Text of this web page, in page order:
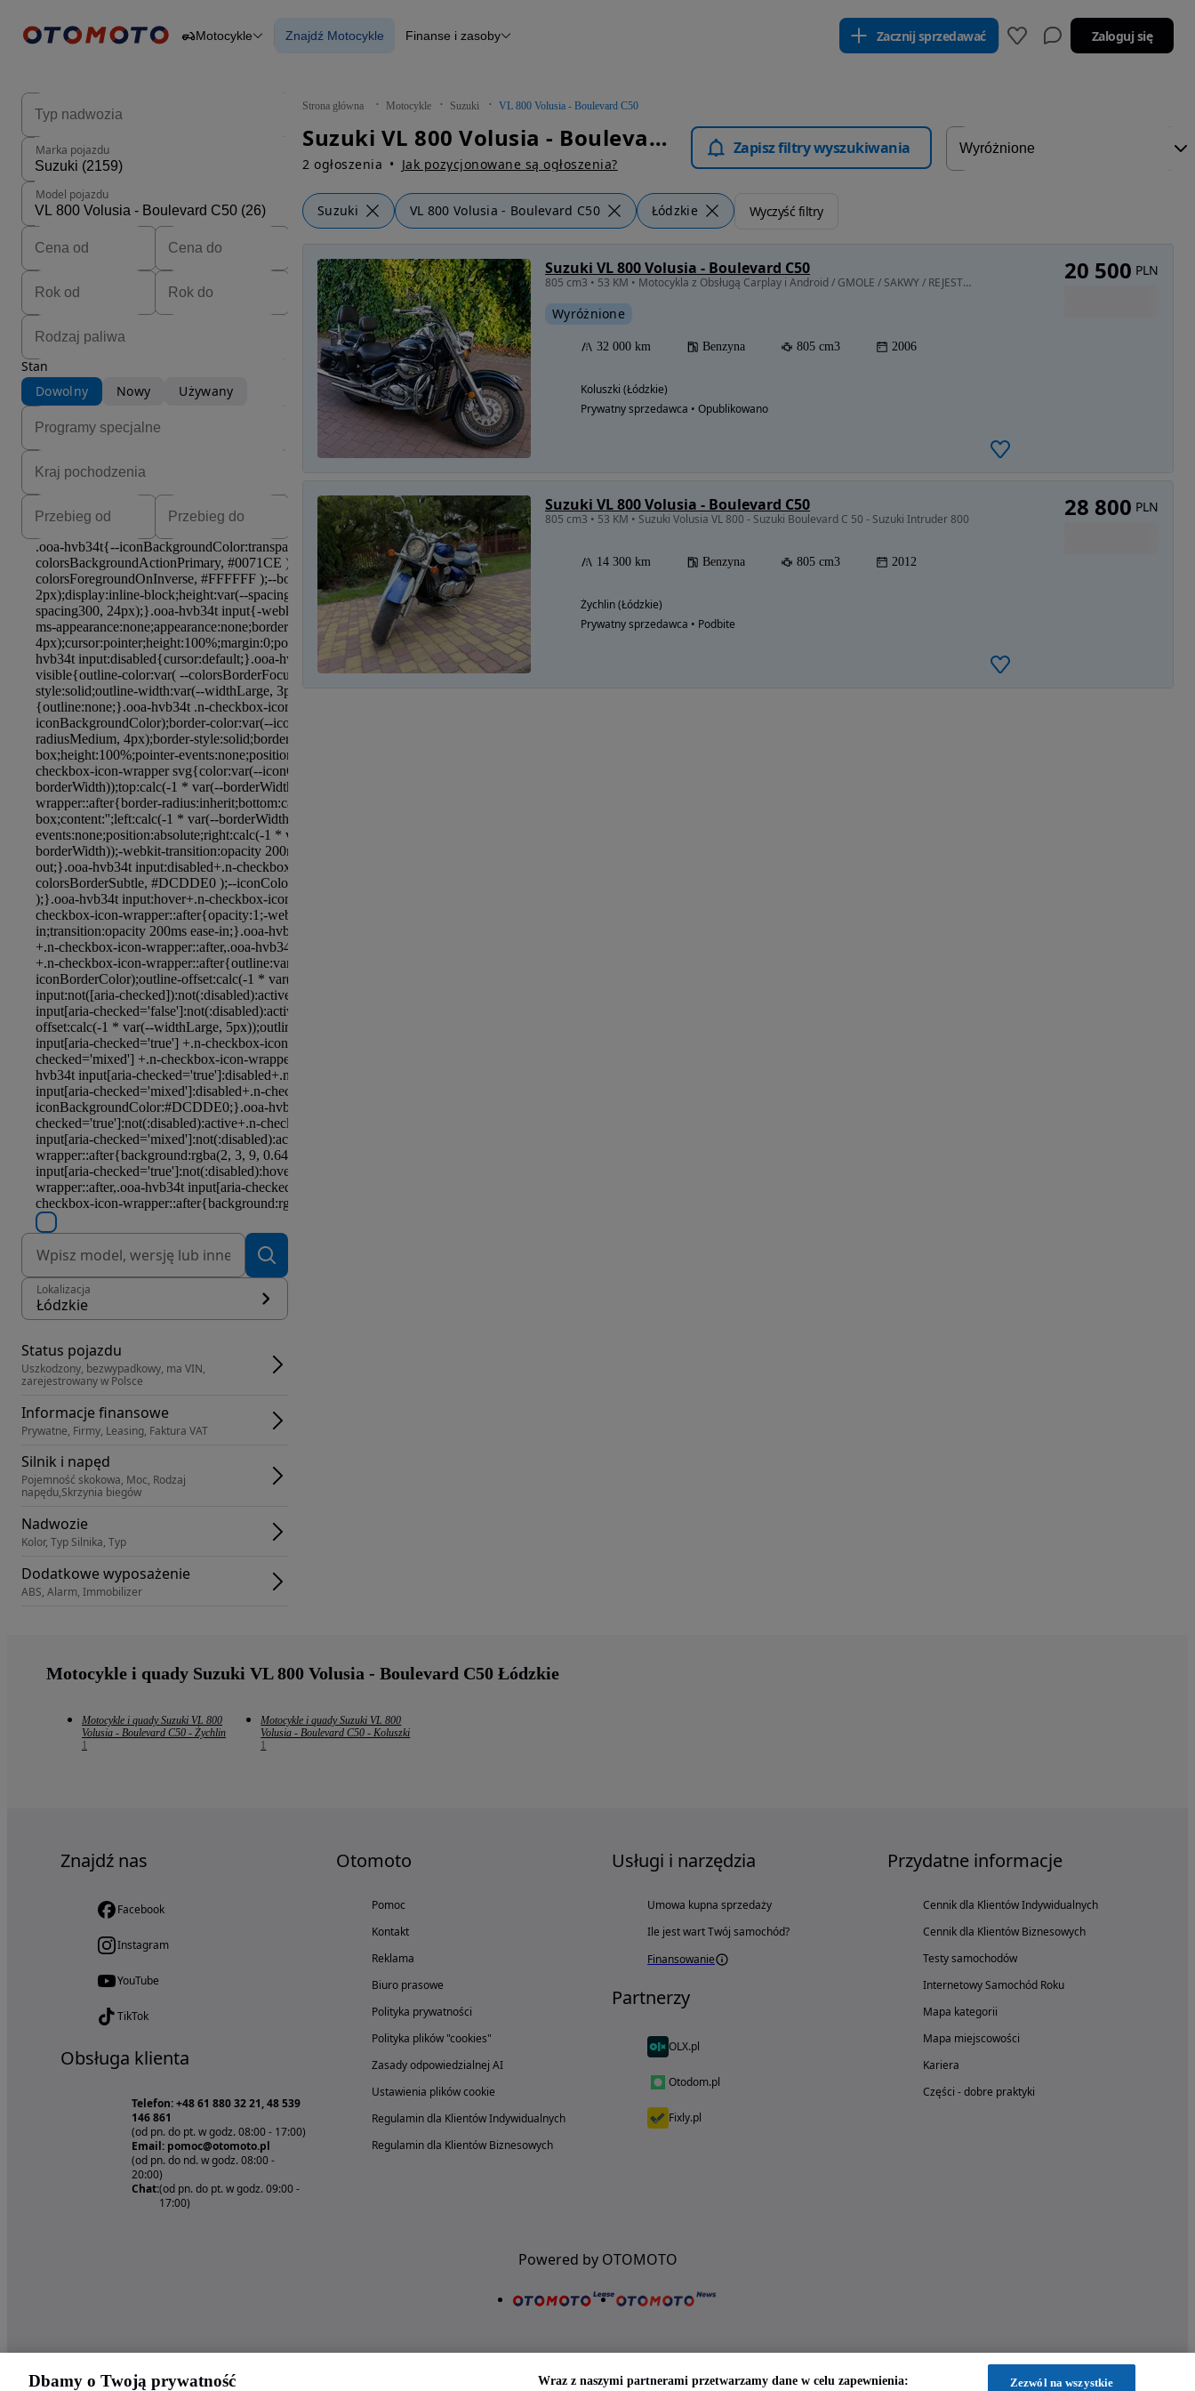
Osobowe
Motocykle Znajdź Motocykle Finanse i zasoby Zacznij sprzedawać Zaloguj się
Strona główna Motocykle Suzuki VL 800 Volusia - Boulevard C50
Suzuki VL 800 Volusia - Boulevard C50 Łódzkie - Motocykle
2 ogłoszenia Jak pozycjonowane są ogłoszenia?
Zapisz filtry wyszukiwania
Suzuki VL 800 Volusia - Boulevard C50 Łódzkie Wyczyść filtry
Marka pojazdu
Model pojazdu
Stan
Dowolny
Nowy Używany
Lokalizacja
Łódzkie
Status pojazdu
Uszkodzony, bezwypadkowy, ma VIN,
zarejestrowany w Polsce
Informacje finansowe
Prywatne, Firmy, Leasing, Faktura VAT
Silnik i napęd
Pojemność skokowa, Moc, Rodzaj
napędu,Skrzynia biegów
Nadwozie
Kolor, Typ Silnika, Typ
Dodatkowe wyposażenie
ABS, Alarm, Immobilizer
Suzuki VL 800 Volusia - Boulevard C50
805 cm3 • 53 KM • Motocykla z Obsługą Carplay i Android / GMOLE / SAKWY / REJESTRATOR
Wyróżnione
32 000 km Benzyna 805 cm3 2006
Koluszki (Łódzkie)
Prywatny sprzedawca • Opublikowano
20 500 PLN
Suzuki VL 800 Volusia - Boulevard C50
805 cm3 • 53 KM • Suzuki Volusia VL 800 - Suzuki Boulevard C 50 - Suzuki Intruder 800
14 300 km Benzyna 805 cm3 2012
Żychlin (Łódzkie)
Prywatny sprzedawca • Podbite
28 800 PLN
Motocykle i quady Suzuki VL 800 Volusia - Boulevard C50 Łódzkie
Motocykle i quady Suzuki VL 800
Volusia - Boulevard C50 - Żychlin
1
Motocykle i quady Suzuki VL 800
Volusia - Boulevard C50 - Koluszki
1
Znajdź nas
Facebook
Instagram
YouTube
TikTok
Obsługa klienta
Telefon: +48 61 880 32 21, 48 539
146 861
(od pn. do pt. w godz. 08:00 - 17:00)
Email: pomoc@otomoto.pl
(od pn. do nd. w godz. 08:00 -
20:00)
Chat:(od pn. do pt. w godz. 09:00 -
17:00)
Otomoto
Pomoc
Kontakt
Reklama
Biuro prasowe
Polityka prywatności
Polityka plików "cookies"
Zasady odpowiedzialnej AI
Ustawienia plików cookie
Regulamin dla Klientów Indywidualnych
Regulamin dla Klientów Biznesowych
Usługi i narzędzia
Umowa kupna sprzedaży
Ile jest wart Twój samochód?
Finansowanie
Partnerzy
OLX.pl
Otodom.pl
Fixly.pl
Przydatne informacje
Cennik dla Klientów Indywidualnych
Cennik dla Klientów Biznesowych
Testy samochodów
Internetowy Samochód Roku
Mapa kategorii
Mapa miejscowości
Kariera
Części - dobre praktyki
Powered by OTOMOTO
Dbamy o Twoją prywatność Wraz z naszymi partnerami przetwarzamy dane w celu zapewnienia: Zezwól na wszystkie